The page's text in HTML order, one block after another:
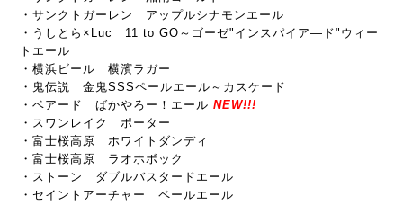
・サンクトガーレン アップルシナモンエール
・うしとら×Luc 11 to GO～ゴーゼ"インスパイア―ド"ウィー
トエール
・横浜ビール 横濱ラガー
・鬼伝説 金鬼SSSペールエール～カスケード
・ベアード ばかやろー！エール NEW!!!
・スワンレイク ポーター
・富士桜高原 ホワイトダンディ
・富士桜高原 ラオホボック
・ストーン ダブルバスタードエール
・セイントアーチャー ペールエール